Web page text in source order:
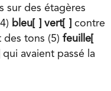
sur des étagères
bleu[ ] vert[ ]
contre
des tons (5) feuille[
qui avaient passé la